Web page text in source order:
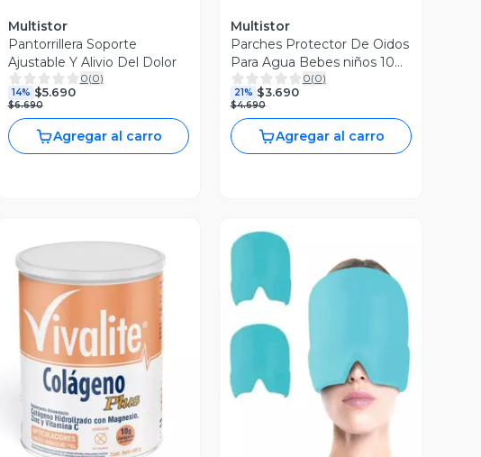
Multistor
Pantorrillera Soporte
Ajustable Y Alivio Del Dolor
0(0)
14% $5.690
$6.690
Agregar al carro
Multistor
Parches Protector De Oidos
Para Agua Bebes niños 10
Unidades
0(0)
21% $3.690
$4.690
Agregar al carro
Vista Previa Vista Previa